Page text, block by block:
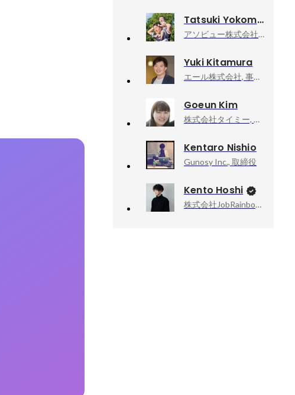
Tatsuki Yokomine
アソビュー株式会社, 上級執行役員CPO、マーケットプレイスカンパニーCEO
Yuki Kitamura
エール株式会社, 事業開発
Goeun Kim
株式会社タイミー, 執行役員事業統括
Kentaro Nishio
Gunosy Inc., 取締役
Kento Hoshi
株式会社JobRainbow, CEO